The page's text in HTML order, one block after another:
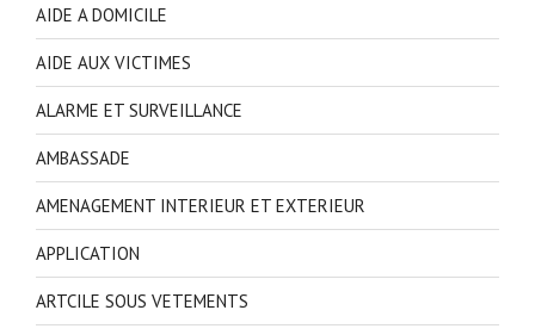
AIDE A DOMICILE
AIDE AUX VICTIMES
ALARME ET SURVEILLANCE
AMBASSADE
AMENAGEMENT INTERIEUR ET EXTERIEUR
APPLICATION
ARTCILE SOUS VETEMENTS